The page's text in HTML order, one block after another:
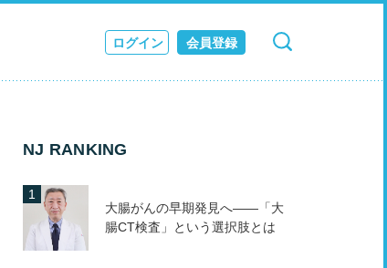
ログイン 会員登録
検索 キャンセル
NJ RANKING
大腸がんの早期発見へ――「大
腸CT検査」という選択肢とは